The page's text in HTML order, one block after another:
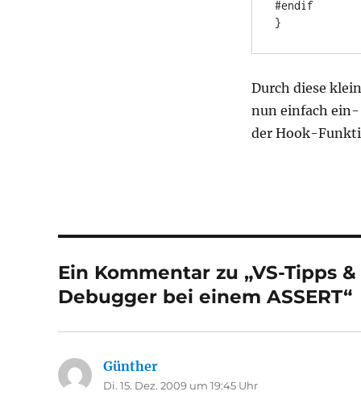
#endif
}
Durch diese
nun einfach ein-
der Hook-
Ein Kommentar zu „VS-Tipps
Debugger bei einem ASSERT“
Günther
Di. 15. Dez. 2009 um 19:45 Uhr